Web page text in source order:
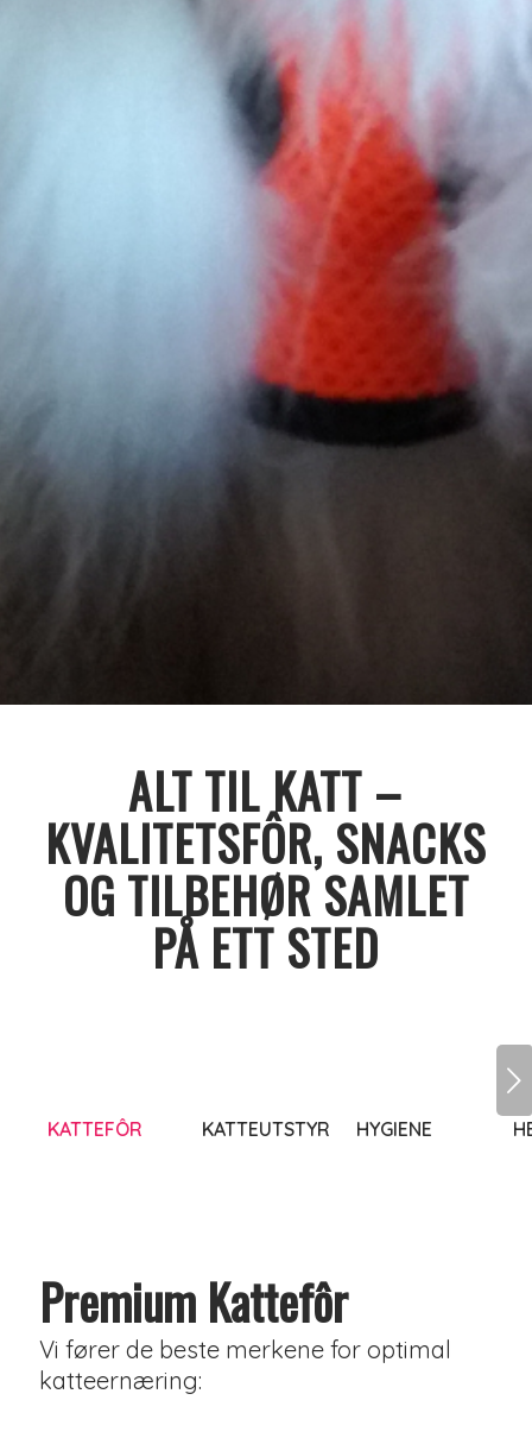
ALT TIL KATT –
KVALITETSFÔR, SNACKS
OG TILBEHØR SAMLET
PÅ ETT STED
KATTEFÔR KATTEUTSTYR HYGIENE
Premium Kattefôr
Vi fører de beste merkene for optimal
katteernæring: